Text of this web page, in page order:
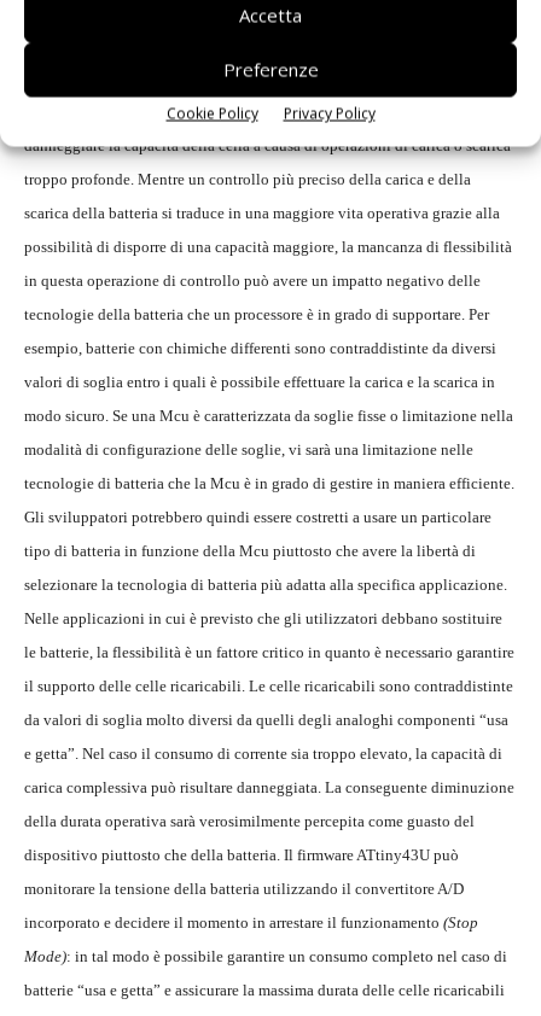
Accetta
Preferenze
Cookie Policy Privacy Policy
carica all'interno di limiti impostati in modo da garantire un utilizzo sicuro
e l'ottimizzazione della vita operativa. Tanto più è precisa la stima della
carica rimanente, maggiore è la possibilità di caricare e scaricare queste
batterie in prossimità dei loro limiti senza incorrere nel rischio di
danneggiare la capacità della cella a causa di operazioni di carica o scarica
troppo profonde. Mentre un controllo più preciso della carica e della
scarica della batteria si traduce in una maggiore vita operativa grazie alla
possibilità di disporre di una capacità maggiore, la mancanza di flessibilità
in questa operazione di controllo può avere un impatto negativo delle
tecnologie della batteria che un processore è in grado di supportare. Per
esempio, batterie con chimiche differenti sono contraddistinte da diversi
valori di soglia entro i quali è possibile effettuare la carica e la scarica in
modo sicuro. Se una Mcu è caratterizzata da soglie fisse o limitazione nella
modalità di configurazione delle soglie, vi sarà una limitazione nelle
tecnologie di batteria che la Mcu è in grado di gestire in maniera efficiente.
Gli sviluppatori potrebbero quindi essere costretti a usare un particolare
tipo di batteria in funzione della Mcu piuttosto che avere la libertà di
selezionare la tecnologia di batteria più adatta alla specifica applicazione.
Nelle applicazioni in cui è previsto che gli utilizzatori debbano sostituire
le batterie, la flessibilità è un fattore critico in quanto è necessario garantire
il supporto delle celle ricaricabili. Le celle ricaricabili sono contraddistinte
da valori di soglia molto diversi da quelli degli analoghi componenti “usa
e getta”. Nel caso il consumo di corrente sia troppo elevato, la capacità di
carica complessiva può risultare danneggiata. La conseguente diminuzione
della durata operativa sarà verosimilmente percepita come guasto del
dispositivo piuttosto che della batteria. Il firmware ATtiny43U può
monitorare la tensione della batteria utilizzando il convertitore A/D
incorporato e decidere il momento in arrestare il funzionamento (Stop
Mode): in tal modo è possibile garantire un consumo completo nel caso di
batterie “usa e getta” e assicurare la massima durata delle celle ricaricabili